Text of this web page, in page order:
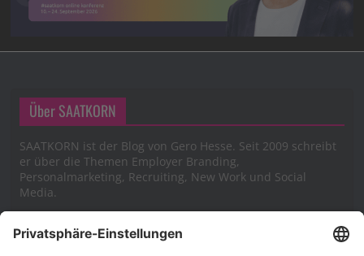
Über SAATKORN
SAATKORN ist der Blog von Gero Hesse. Seit 2009 schreibt
er über die Themen Employer Branding,
Personalmarketing, Recruiting, New Work und Social
Media.